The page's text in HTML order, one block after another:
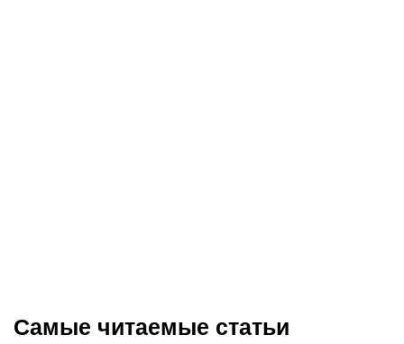
Самые читаемые статьи